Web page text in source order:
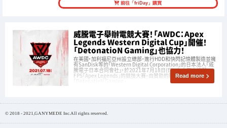
前往「friDay」購買
威騰電子舉辦電競大賽！「AWDC：Apex
Legends Western Digital Cup」開催！
「DetonatioN Gaming」也協力！
在美國·加利福尼亞州設立總部，進行HDD和快閃記憶體製造並擁
有SanDisk等的「Western Digital Corporation」的日本法人「威
騰電子日本合同會社」，於2021年7月18日(日)，在人氣大逃殺
FPS「Apex Legends」的競技大賽，由贊助的職業電競隊伍
「DetonatioN Gaming」
Read more
© 2018 - 2021,GANYMEDE Inc.All rights reserved.